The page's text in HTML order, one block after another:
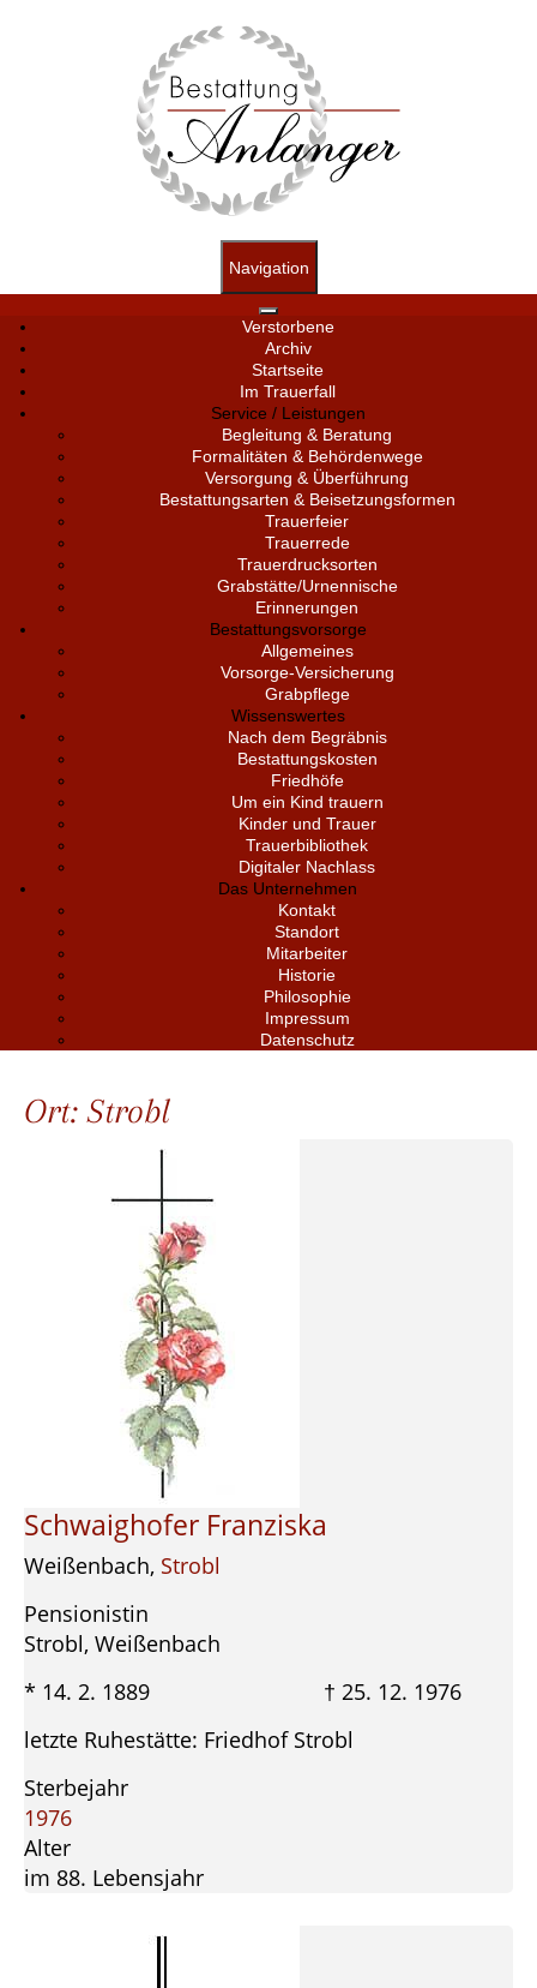
Navigation
Verstorbene
Archiv
Startseite
Im Trauerfall
Service / Leistungen
Begleitung & Beratung
Formalitäten & Behördenwege
Versorgung & Überführung
Bestattungsarten & Beisetzungsformen
Trauerfeier
Trauerrede
Trauerdrucksorten
Grabstätte/Urnennische
Erinnerungen
Bestattungsvorsorge
Allgemeines
Vorsorge-Versicherung
Grabpflege
Wissenswertes
Nach dem Begräbnis
Bestattungskosten
Friedhöfe
Um ein Kind trauern
Kinder und Trauer
Trauerbibliothek
Digitaler Nachlass
Das Unternehmen
Kontakt
Standort
Mitarbeiter
Historie
Philosophie
Impressum
Datenschutz
Ort:Strobl
Schwaighofer Franziska
Weißenbach, Strobl
Pensionistin
Strobl, Weißenbach
* 14. 2. 1889 † 25. 12. 1976
letzte Ruhestätte: Friedhof Strobl
Sterbejahr
1976
Alter
im 88. Lebensjahr